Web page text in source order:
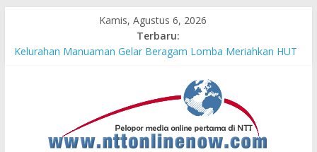
Kamis, Agustus 6, 2026
Terbaru:
Kelurahan Manuaman Gelar Beragam Lomba Meriahkan HUT
Pengadaan Kapal PPA Perkuat Kemampuan Pertahanan Udara
TNI AL Hadapi Ancaman Maritim Modern
Cahaya Kemerdekaan di Nonotbatan: Listrik Masuk Desa, PLN
Edukasi Keselamatan
Honda AT Family Day Semarakkan 11 Kota di Jawa Timur